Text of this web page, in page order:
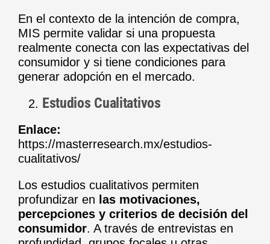
En el contexto de la intención de compra,
MIS permite validar si una propuesta
realmente conecta con las expectativas del
consumidor y si tiene condiciones para
generar adopción en el mercado.
Estudios Cualitativos
Enlace:
https://masterresearch.mx/estudios-
cualitativos/
Los estudios cualitativos permiten
profundizar en las motivaciones,
percepciones y criterios de decisión del
consumidor. A través de entrevistas en